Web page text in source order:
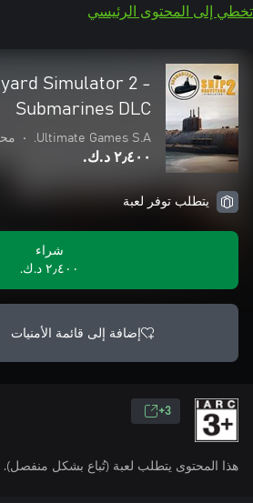
تخطي إلى المحتوى الرئيسي
Simulator 2 -
Submarines DLC
Ultimate Games S.A.
•
٢٫٤٠٠ د.ك.‏
يتطلب توفر لعبة
شراء
٢٫٤٠٠ د.ك.‏
إضافة إلى قائمة الأمنيات
3+
هذا المحتوى يتطلب لعبة (تُباع بشكل منفصل).